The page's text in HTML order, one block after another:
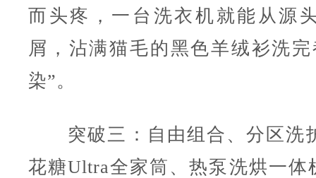
而头疼，一台洗衣机就能从源
屑，沾满猫毛的黑色羊绒衫洗
染”。
突破三：自由组合、分区洗
花糖Ultra全家筒、热泵洗烘一体